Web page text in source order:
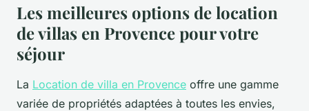
Les meilleures options de location
de villas en Provence pour votre
séjour
La Location de villa en Provence offre une gamme
variée de propriétés adaptées à toutes les envies,